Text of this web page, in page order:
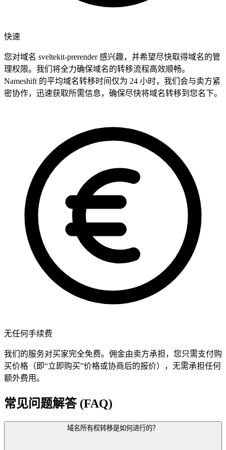
快速
您对域名 sveltekit-prerender 感兴趣，并希望尽快取得域名的管
理权限。我们将全力确保域名的转移流程高效顺畅。
Nameshift 的平均域名转移时间仅为 24 小时，我们会与卖方紧
密协作，迅速获取所需信息，确保尽快将域名转移到您名下。
无任何手续费
我们的服务对买家完全免费。佣金由卖方承担，您只需支付购
买价格（即“立即购买”价格或协商后的报价），无需承担任何
额外费用。
常见问题解答 (FAQ)
域名所有权转移是如何进行的？